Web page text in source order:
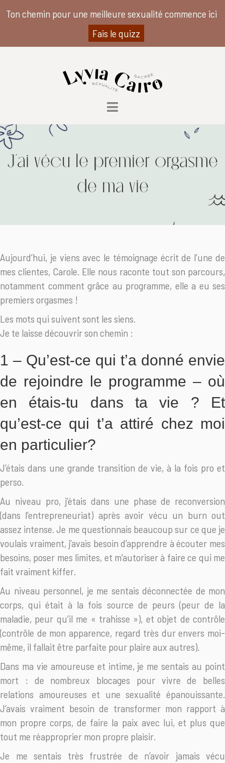
J’ai vécu le premier orgasme
de ma vie
Aujourd’hui, je viens avec le témoignage écrit de l’une de
mes clientes, Carole. Elle nous raconte tout son parcours,
notamment comment grâce au programme, elle a eu ses
premiers orgasmes !
Les mots qui suivent sont les siens.
Je te laisse découvrir son chemin :
1 – Qu’est-ce qui t’a donné envie
de rejoindre le programme – où
en étais-tu dans ta vie ? Et
qu’est-ce qui t’a attiré chez moi
en particulier?
J’étais dans une grande transition de vie, à la fois pro et
perso.
Au niveau pro, j’étais dans une phase de reconversion
(dans l’entrepreneuriat) après avoir vécu un burn out
assez intense. Je me questionnais beaucoup sur ce que je
voulais vraiment, j’avais besoin d’apprendre à écouter mes
besoins, poser mes limites, et m’autoriser à faire ce qui me
fait vraiment kiffer.
Au niveau personnel, je me sentais déconnectée de mon
corps, qui était à la fois source de peurs (peur de la
maladie, peur qu’il me « trahisse »), et objet de contrôle
(contrôle de mon apparence, regard très dur envers moi-
même, il fallait être parfaite pour plaire aux autres).
Dans ma vie amoureuse et intime, je me sentais au point
mort : de nombreux blocages pour vivre de belles
relations amoureuses et une sexualité épanouissante.
J’avais vraiment besoin de transformer mon rapport à
mon propre corps, de faire la paix avec lui, et plus que
tout me réapproprier mon propre plaisir.
Je me sentais très frustrée de n’avoir jamais vécu
Ton chemin pour une meilleure sexualité commence ici
Fais le quizz